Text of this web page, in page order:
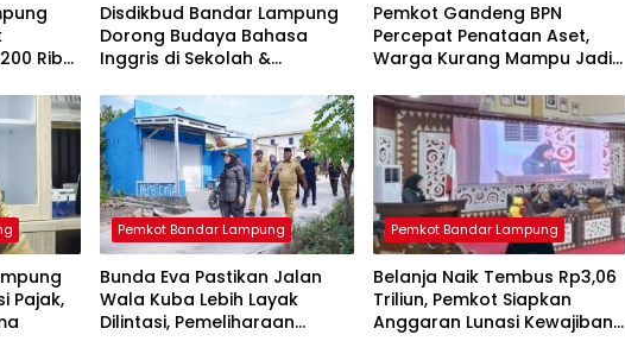
Ribu
Disdikbud Bandar Lampung
Dorong Budaya Bahasa
Inggris di Sekolah &
Pemkot Gandeng BPN
Percepat Penataan Aset,
Warga Kurang Mampu Jadi
Pajak,
Pemkot Bandar Lampung
Bunda Eva Pastikan Jalan
Wala Kuba Lebih Layak
Dilintasi, Pemeliharaan
Pemkot Bandar Lampung
Belanja Naik Tembus Rp3,06
Triliun, Pemkot Siapkan
Anggaran Lunasi Kewajiban